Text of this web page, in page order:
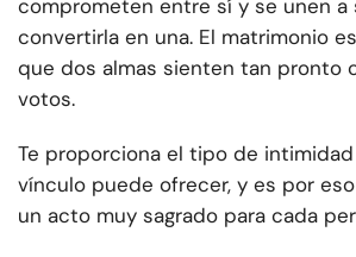
comprometen entre sí y se unen a
convertirla en una. El matrimonio
que dos almas sienten tan pronto
votos.
Te proporciona el tipo de
vínculo puede ofrecer, y es por
un acto muy sagrado para cada